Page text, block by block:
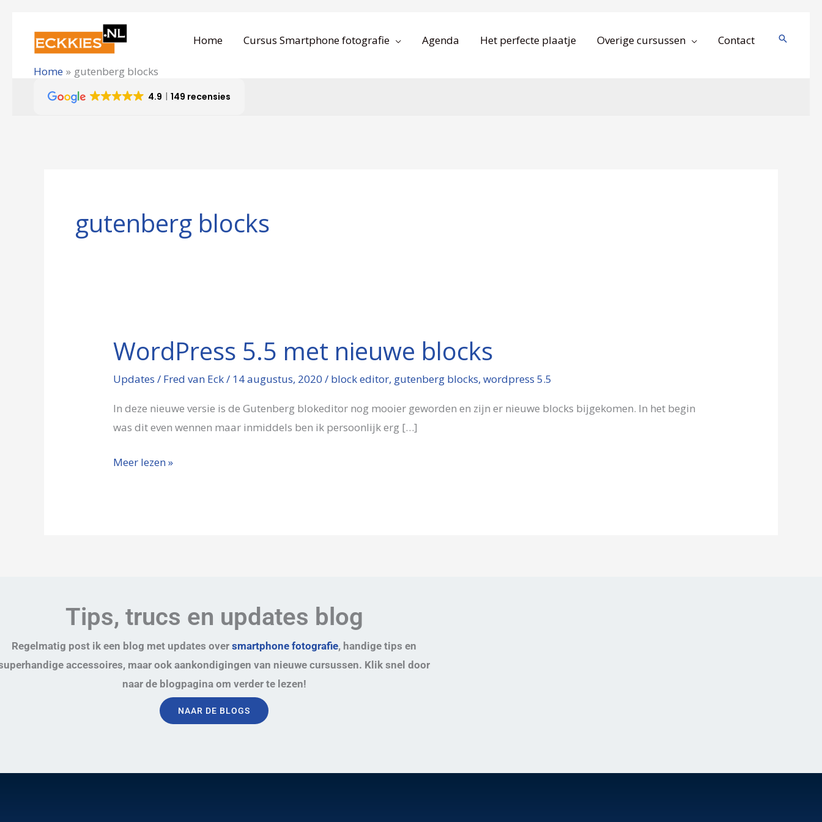
Home Cursus Smartphone fotografie Agenda Het perfecte plaatje Overige cursussen Contact Zoeken
Home gutenberg blocks
4.9 149 recensies
gutenberg blocks
WordPress 5.5 met nieuwe blocks
Updates / Fred van Eck/ 14 augustus, 2020/ block editor, gutenberg blocks,wordpress 5.5
In deze nieuwe versie is de Gutenberg blokeditor nog mooier geworden en zijn er nieuwe blocks bijgekomen. In het begin
was dit even wennen maar inmiddels ben ik persoonlijk erg […]
WordPress
5.5
met
Meer lezen »
Tips, trucs en updates blog
Regelmatig post ik een blog met updates over smartphone fotografie, handige tips en
accessoires, maar ook aankondigingen van nieuwe cursussen. Klik snel door
naar de blogpagina om verder te lezen!
NAAR DE BLOGS